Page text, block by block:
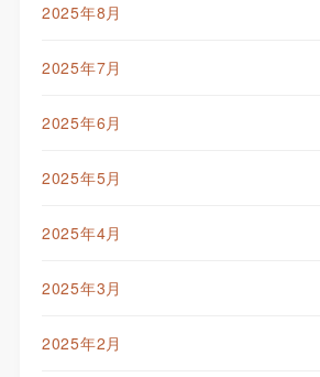
2025年8月
2025年7月
2025年6月
2025年5月
2025年4月
2025年3月
2025年2月